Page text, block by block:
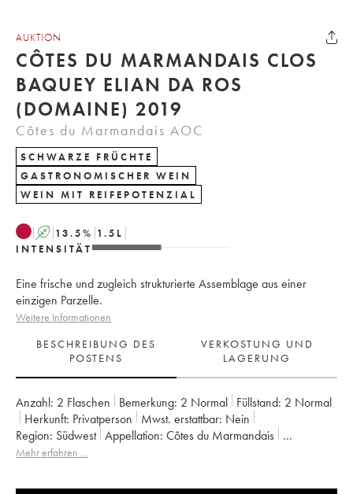
AUKTION
CÔTES DU MARMANDAIS CLOS
BAQUEY ELIAN DA ROS
(DOMAINE) 2019
Côtes du Marmandais AOC
SCHWARZE FRÜCHTE
GASTRONOMISCHER WEIN
WEIN MIT REIFEPOTENZIAL
A 13.5% 1.5 L
INTENSITÄT
Eine frische und zugleich strukturierte Assemblage aus einer
einzigen Parzelle.
Weitere Informationen
BESCHREIBUNG DES
POSTENS
VERKOSTUNG UND
LAGERUNG
Anzahl: 2 Flaschen Bemerkung: 2 Normal Füllstand: 2 Normal
Herkunft:
privatperson Mwst. erstattbar:
nein
Region:
Südwest Appellation:
Côtes du Marmandais
Eigentümer:
Elian Da Ros (Domaine)
Mehr erfahren …